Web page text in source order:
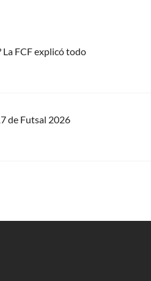
FCF explicó todo
de Futsal 2026